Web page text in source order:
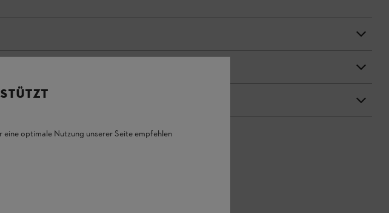
optimale Nutzung unserer Seite empfehlen